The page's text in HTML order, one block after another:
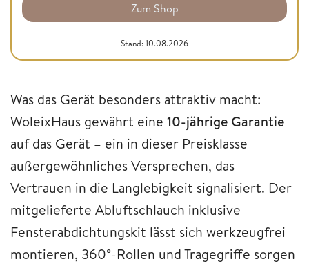
Zum Shop
Stand: 10.08.2026
Was das Gerät besonders attraktiv macht:
WoleixHaus gewährt eine 10-jährige Garantie
auf das Gerät – ein in dieser Preisklasse
außergewöhnliches Versprechen, das
Vertrauen in die Langlebigkeit signalisiert. Der
mitgelieferte Abluftschlauch inklusive
Fensterabdichtungskit lässt sich werkzeugfrei
montieren, 360°-Rollen und Tragegriffe sorgen